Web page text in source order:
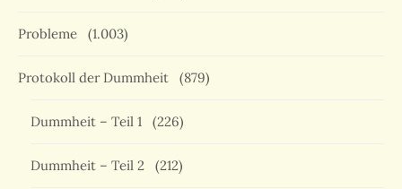
Probleme (1.003)
Protokoll der Dummheit (879)
Dummheit – Teil 1 (226)
Dummheit – Teil 2 (212)